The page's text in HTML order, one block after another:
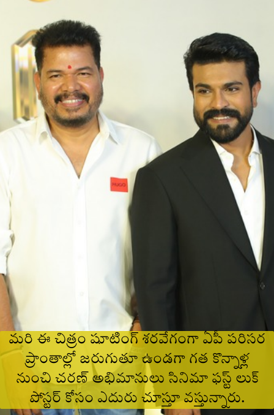
మరి ఈ చిత్రం షూటింగ్ శరవేగంగా ఏపీ పరిసర
ప్రాంతాల్లో జరుగుతూ ఉండగా గత కొన్నాళ్ల
నుంచి చరణ్ అభిమానులు సినిమా ఫస్ట్ లుక్
పోస్టర్ కోసం ఎదురు చూస్తూ వస్తున్నారు.